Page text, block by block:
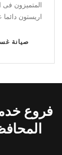
المتميزون
اريستون
صيانة
فروع